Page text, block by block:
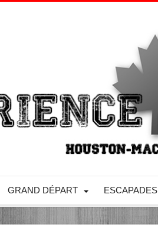
GRAND DÉPART ESCAPADES